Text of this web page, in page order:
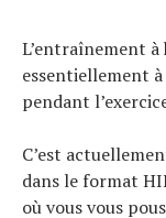
L’entraînement
essentiellement
pendant
C’est
dans le format
où vous vous